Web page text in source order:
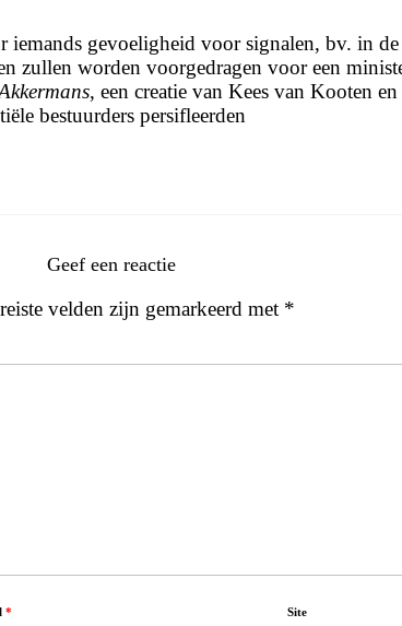
iemands gevoeligheid voor signalen, bv. in
zullen worden voorgedragen voor een
, een creatie van Kees van Kooten
bestuurders persifleerden
Geef een reactie
velden zijn gemarkeerd met *
* Site